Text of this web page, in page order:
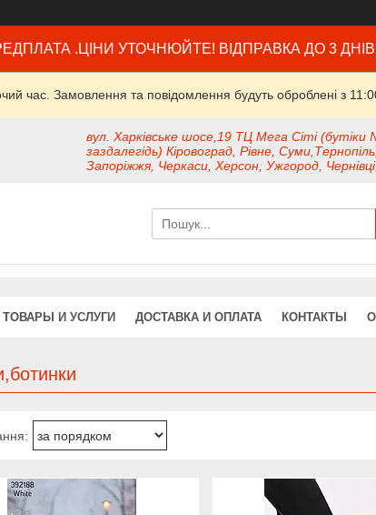
.ЦІНИ УТОЧНЮЙТЕ! ВІДПРАВКА ДО 3 ДНІВ
час. Замовлення та повідомлення будуть оброблені з
вул. Харківське шосе,19 ТЦ Мега Сіті
заздалегідь) Кіровоград, Рівне,
Запоріжжя, Черкаси, Херсон, Ужгород,
ТОВАРЫ И УСЛУГИ ДОСТАВКА И ОПЛАТА КОНТАКТЫ